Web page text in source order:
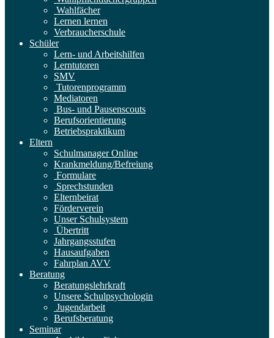
Wahlfächer
Lernen lernen
Verbraucherschule
Schüler
Lern- und Arbeitshilfen
Lerntutoren
SMV
Tutorenprogramm
Mediatoren
Bus- und Pausenscouts
Berufsorientierung
Betriebspraktikum
Eltern
Schulmanager Online
Krankmeldung/Befreiung
Formulare
Sprechstunden
Elternbeirat
Förderverein
Unser Schulsystem
Übertritt
Jahrgangsstufen
Hausaufgaben
Fahrplan AVV
Beratung
Beratungslehrkraft
Unsere Schulpsychologin
Jugendarbeit
Berufsberatung
Seminar